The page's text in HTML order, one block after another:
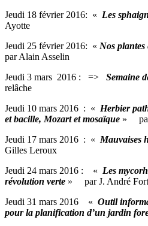
Jeudi 18 février 2016: « Les
Ayotte
Jeudi 25 février 2016: « Nos
par Alain Asselin
Jeudi 3 mars 2016 : => Semaine
relâche
Jeudi 10 mars 2016 : « Herbier
et bacille, Mozart et mosaïque » par
Jeudi 17 mars 2016 : « Mauvaises
Gilles Leroux
Jeudi 24 mars 2016 : « Les
révolution verte » par J. André
Jeudi 31 mars 2016 « Outil
pour la planification d’un jardin